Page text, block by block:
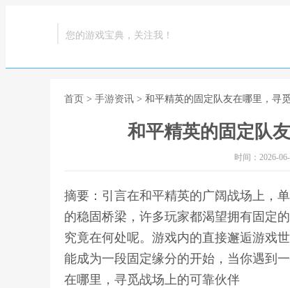
您的游戏宝典，关注我！
首页 > 手游资讯 > 和平精英的固定队友在哪里，寻
和平精英的固定队
时间：2026-
摘要：引言在和平精英的广阔战场上，
的稳固桥梁，许多玩家都渴望拥有固定
究竟在何处呢。游戏内的直接邂逅游戏
能成为一段固定缘分的开始，当你遇到
在哪里，寻觅战场上的可靠伙伴